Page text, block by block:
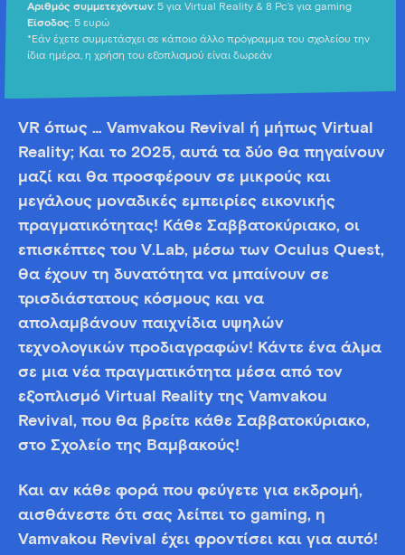
Αριθμός συμμετεχόντων: 5 για Virtual Reality & 8 Pc’s για gaming
Είσοδος: 5 ευρώ
*Εάν έχετε συμμετάσχει σε κάποιο άλλο πρόγραμμα του σχολείου την
ίδια ημέρα, η χρήση του εξοπλισμού είναι δωρεάν
VR όπως … Vamvakou Revival ή μήπως Virtual
Reality; Και το 2025, αυτά τα δύο θα πηγαίνουν
μαζί και θα προσφέρουν σε μικρούς και
μεγάλους μοναδικές εμπειρίες εικονικής
πραγματικότητας! Κάθε Σαββατοκύριακο, οι
επισκέπτες του V.Lab, μέσω των Oculus Quest,
θα έχουν τη δυνατότητα να μπαίνουν σε
τρισδιάστατους κόσμους και να
απολαμβάνουν παιχνίδια υψηλών
τεχνολογικών προδιαγραφών! Κάντε ένα άλμα
σε μια νέα πραγματικότητα μέσα από τον
εξοπλισμό Virtual Reality της Vamvakou
Revival, που θα βρείτε κάθε Σαββατοκύριακο,
στο Σχολείο της Βαμβακούς!
Και αν κάθε φορά που φεύγετε για εκδρομή,
αισθάνεστε ότι σας λείπει το gaming, η
Vamvakou Revival έχει φροντίσει και για αυτό!